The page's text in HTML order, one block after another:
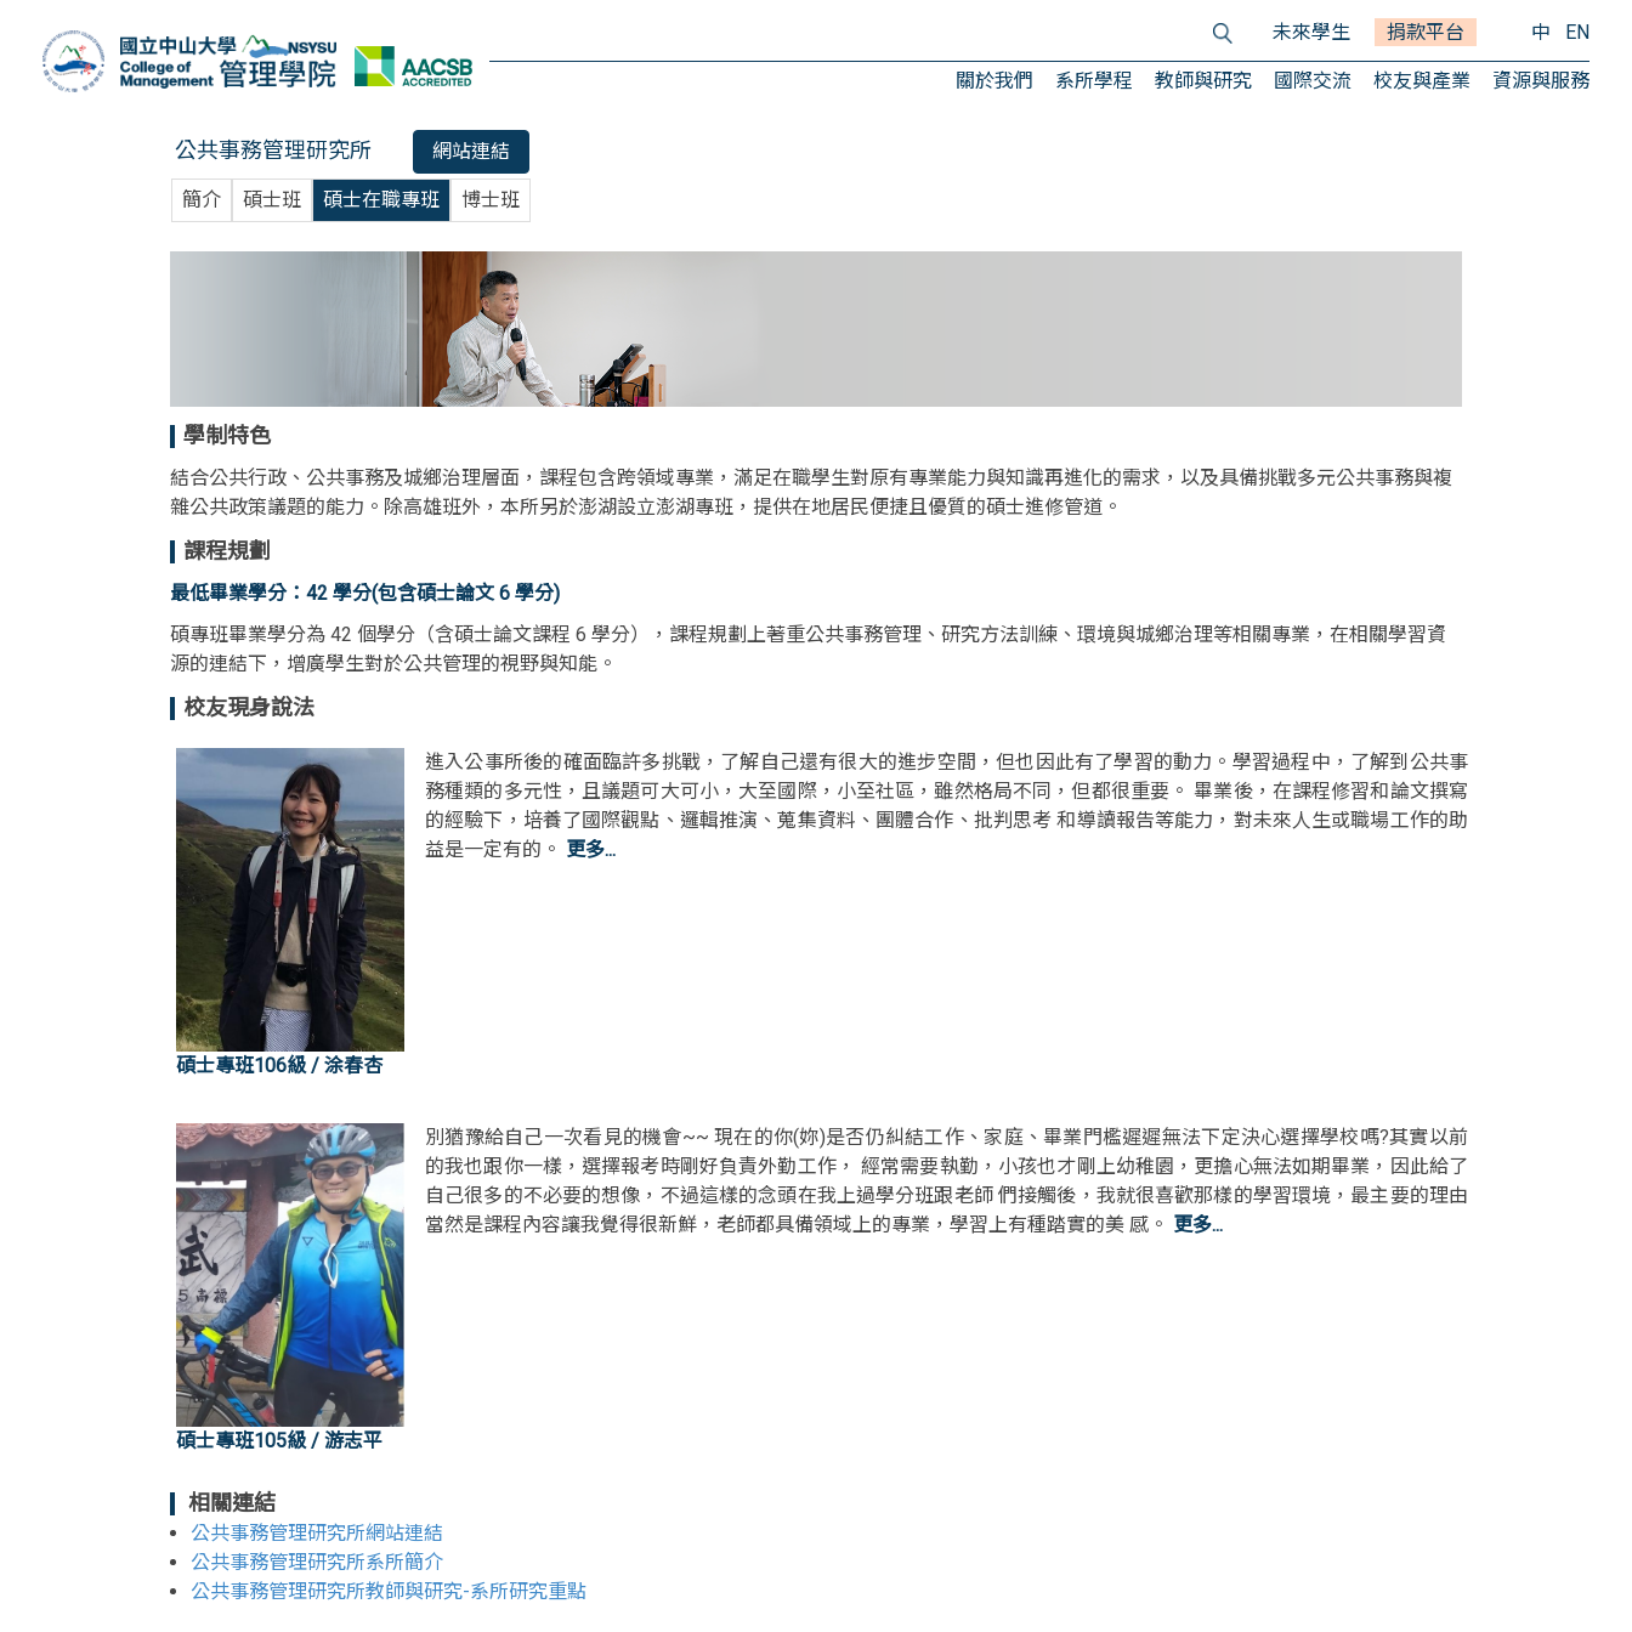
關於我們 系所學程 教師與研究 國際交流 校友與產業 資源與服務
未來學生 捐款平台 中 EN
公共事務管理研究所
簡介 碩士班 碩士在職專班 博士班
網站連結
學制特色
結合公共行政、公共事務及城鄉治理層面，課程包含跨領域專業，滿足在職學生對原有專業能力與知識再進化的需求，以及具備挑戰多元公共事務與複
雜公共政策議題的能力。除高雄班外，本所另於澎湖設立澎湖專班，提供在地居民便捷且優質的碩士進修管道。
課程規劃
最低畢業學分：42 學分(包含碩士論文 6 學分)
碩專班畢業學分為 42 個學分（含碩士論文課程 6 學分），課程規劃上著重公共事務管理、研究方法訓練、環境與城鄉治理等相關專業，在相關學習資
源的連結下，增廣學生對於公共管理的視野與知能。
校友現身說法
碩士專班106級 / 涂春杏
進入公事所後的確面臨許多挑戰，了解自己還有很大的進步空間，但也因此有了學習的動力。學習過程中，了解到公共事
務種類的多元性，且議題可大可小，大至國際，小至社區，雖然格局不同，但都很重要。 畢業後，在課程修習和論文撰寫
的經驗下，培養了國際觀點、邏輯推演、蒐集資料、團體合作、批判思考 和導讀報告等能力，對未來人生或職場工作的助
益是一定有的。 更多...
碩士專班105級 / 游志平
別猶豫給自己一次看見的機會~~ 現在的你(妳)是否仍糾結工作、家庭、畢業門檻遲遲無法下定決心選擇學校嗎?其實以前
的我也跟你一樣，選擇報考時剛好負責外勤工作， 經常需要執勤，小孩也才剛上幼稚園，更擔心無法如期畢業，因此給了
自己很多的不必要的想像，不過這樣的念頭在我上過學分班跟老師 們接觸後，我就很喜歡那樣的學習環境，最主要的理由
當然是課程內容讓我覺得很新鮮，老師都具備領域上的專業，學習上有種踏實的美 感。 更多...
相關連結
公共事務管理研究所網站連結
公共事務管理研究所系所簡介
公共事務管理研究所教師與研究-系所研究重點